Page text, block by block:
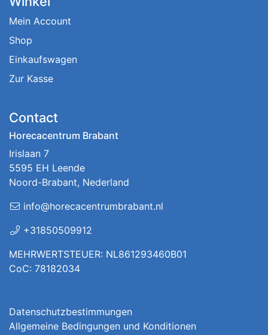
Mein Account
Shop
Einkaufswagen
Zur Kasse
Contact
Horecacentrum Brabant
Irislaan 7
5595 EH Leende
Noord-Brabant, Nederland
info@horecacentrumbrabant.nl
+31850509912
MEHRWERTSTEUER: NL861293460B01
CoC: 78182034
Datenschutzbestimmungen
Allgemeine Bedingungen und Konditionen